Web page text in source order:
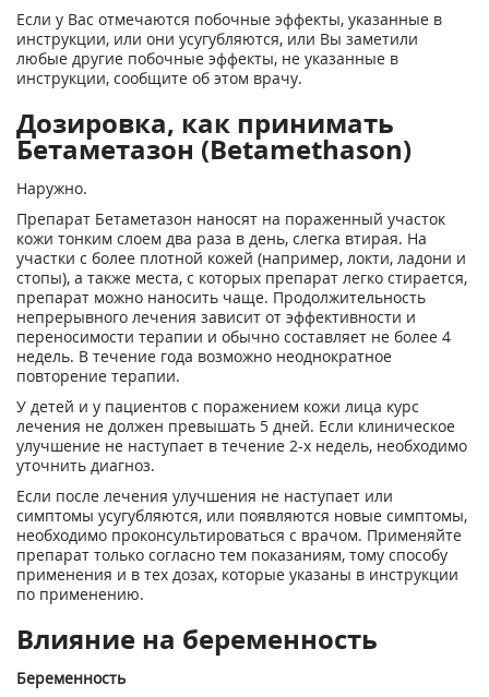
Если у Вас отмечаются побочные эффекты, указанные в
инструкции, или они усугубляются, или Вы заметили
любые другие побочные эффекты, не указанные в
инструкции, сообщите об этом врачу.
Дозировка, как принимать
Бетаметазон (Betamethason)
Наружно.
Препарат Бетаметазон наносят на пораженный участок
кожи тонким слоем два раза в день, слегка втирая. На
участки с более плотной кожей (например, локти, ладони и
стопы), а также места, с которых препарат легко стирается,
препарат можно наносить чаще. Продолжительность
непрерывного лечения зависит от эффективности и
переносимости терапии и обычно составляет не более 4
недель. В течение года возможно неоднократное
повторение терапии.
У детей и у пациентов с поражением кожи лица курс
лечения не должен превышать 5 дней. Если клиническое
улучшение не наступает в течение 2-х недель, необходимо
уточнить диагноз.
Если после лечения улучшения не наступает или
симптомы усугубляются, или появляются новые симптомы,
необходимо проконсультироваться с врачом. Применяйте
препарат только согласно тем показаниям, тому способу
применения и в тех дозах, которые указаны в инструкции
по применению.
Влияние на беременность
Беременность